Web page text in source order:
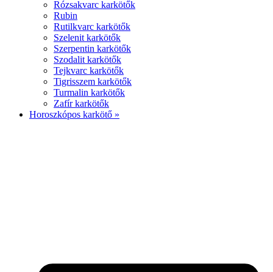
Rózsakvarc karkötők
Rubin
Rutilkvarc karkötők
Szelenit karkötők
Szerpentin karkötők
Szodalit karkötők
Tejkvarc karkötők
Tigrisszem karkötők
Turmalin karkötők
Zafír karkötők
Horoszkópos karkötő »